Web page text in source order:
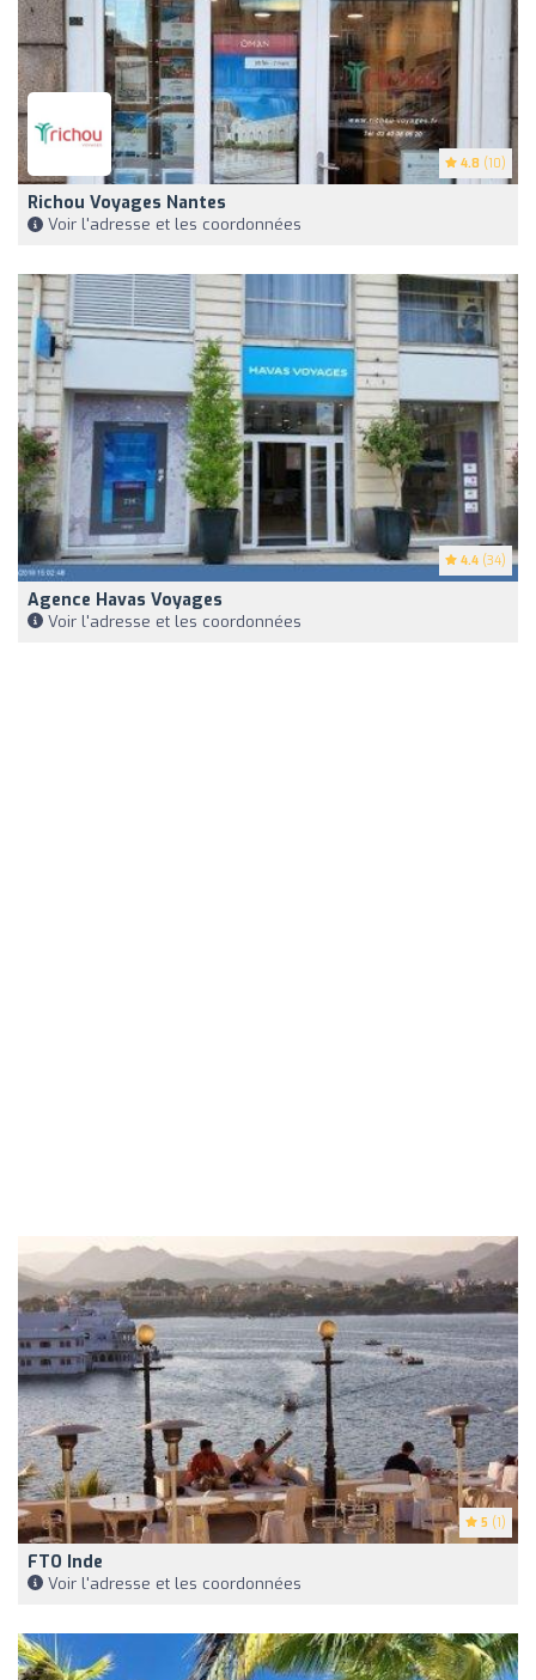
4.8 (10)
Richou Voyages Nantes
Voir l'adresse et les coordonnées
4.4 (34)
Agence Havas Voyages
Voir l'adresse et les coordonnées
5 (1)
FTO Inde
Voir l'adresse et les coordonnées